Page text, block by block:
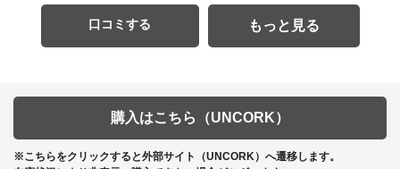
口コミする もっと見る
購入はこちら（UNCORK）
※こちらをクリックすると外部サイト（UNCORK）へ遷移します。